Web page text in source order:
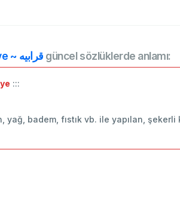
kurabiye ~ قرابيه güncel sözlüklerde anlamı:
:::
yağ, badem, fıstık vb. ile yapılan,